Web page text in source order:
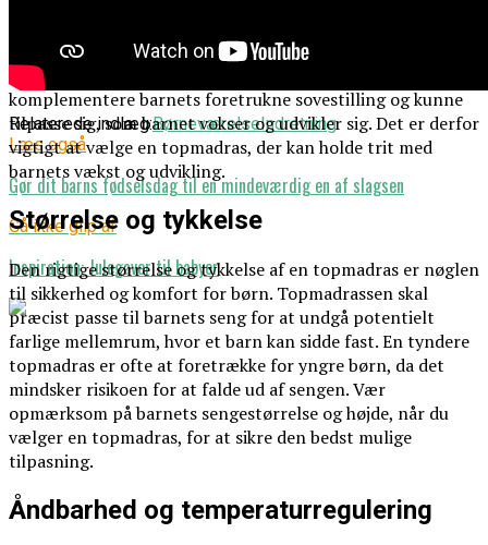
Relaterede indlæg:BørneværelseIndretning
Læs også
Gør dit barns fødselsdag til en mindeværdig en af slagsen
Gå ikke glip af
Inspiration: Julegaver til babyer
understøttet, hvilket er vigtigt for deres fysiske udvikling,
især i vækstperioder. Derudover skal fastheden
komplementere barnets foretrukne sovestilling og kunne
tilpasse sig, som barnet vokser og udvikler sig. Det er derfor
vigtigt at vælge en topmadras, der kan holde trit med
barnets vækst og udvikling.
Størrelse og tykkelse
Den rigtige størrelse og tykkelse af en topmadras er nøglen
til sikkerhed og komfort for børn. Topmadrassen skal
præcist passe til barnets seng for at undgå potentielt
farlige mellemrum, hvor et barn kan sidde fast. En tyndere
topmadras er ofte at foretrække for yngre børn, da det
mindsker risikoen for at falde ud af sengen. Vær
opmærksom på barnets sengestørrelse og højde, når du
vælger en topmadras, for at sikre den bedst mulige
tilpasning.
Åndbarhed og temperaturregulering